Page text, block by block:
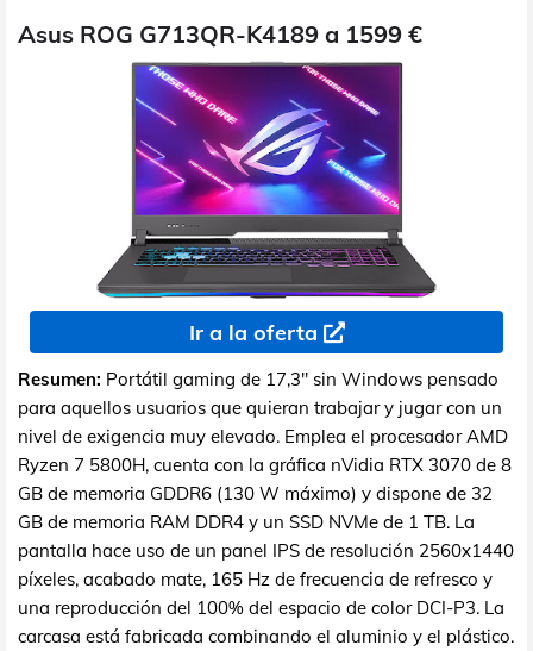
Asus ROG G713QR-K4189 a 1599 €
Ir a la oferta
Resumen: Portátil gaming de 17,3" sin Windows pensado
para aquellos usuarios que quieran trabajar y jugar con un
nivel de exigencia muy elevado. Emplea el procesador AMD
Ryzen 7 5800H, cuenta con la gráfica nVidia RTX 3070 de 8
GB de memoria GDDR6 (130 W máximo) y dispone de 32
GB de memoria RAM DDR4 y un SSD NVMe de 1 TB. La
pantalla hace uso de un panel IPS de resolución 2560x1440
píxeles, acabado mate, 165 Hz de frecuencia de refresco y
una reproducción del 100% del espacio de color DCI-P3. La
carcasa está fabricada combinando el aluminio y el plástico.